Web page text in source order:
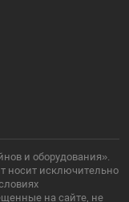
и оборудования».
носит исключительно
на сайте, не